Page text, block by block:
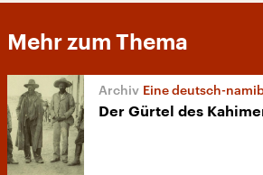
Mehr zum Thema
Eine deutsch-
Der Gürtel des